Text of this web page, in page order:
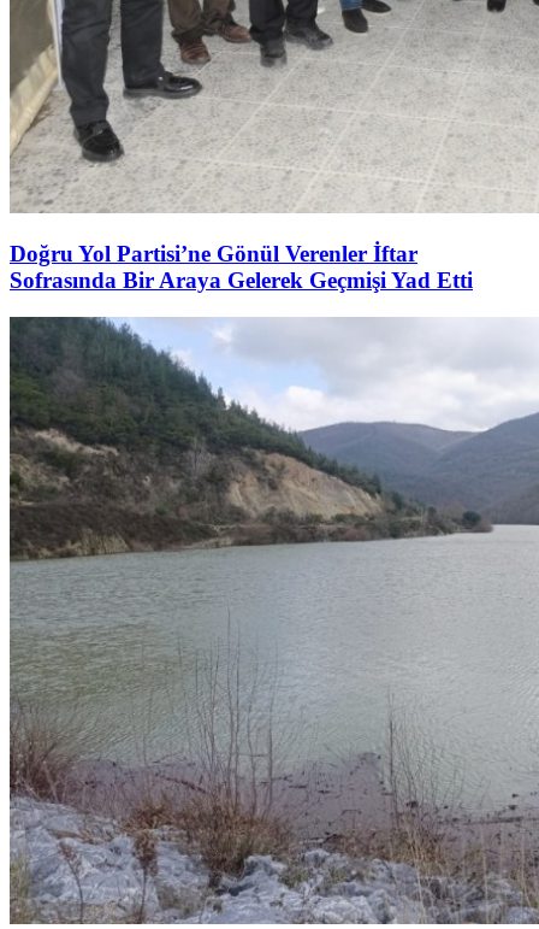
Doğru Yol Partisi’ne Gönül Verenler İftar
Sofrasında Bir Araya Gelerek Geçmişi Yad Etti